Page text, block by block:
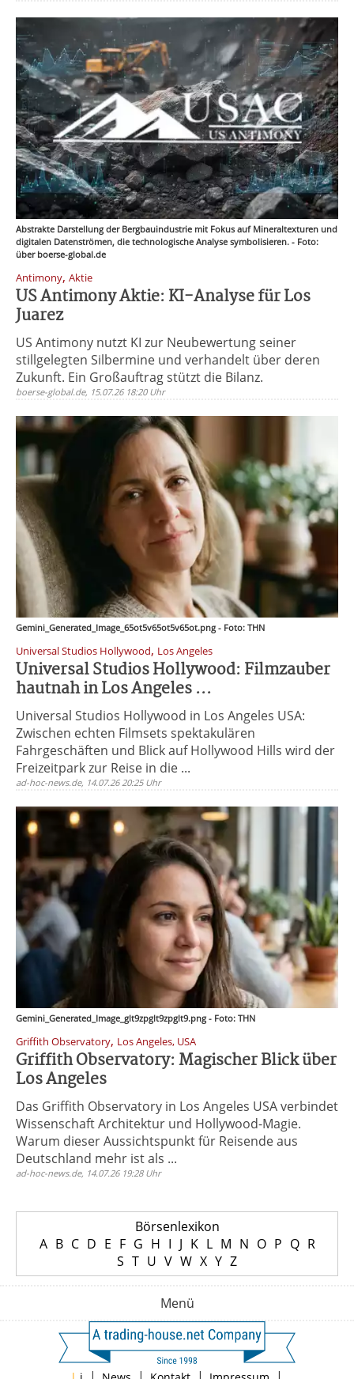
Abstrakte Darstellung der Bergbauindustrie mit Fokus auf Mineraltexturen und
digitalen Datenströmen, die technologische Analyse symbolisieren. - Foto:
über boerse-global.de
Antimony, Aktie
US Antimony Aktie: KI-Analyse für Los
Juarez
US Antimony nutzt KI zur Neubewertung seiner
stillgelegten Silbermine und verhandelt über deren
Zukunft. Ein Großauftrag stützt die Bilanz.
boerse-global.de, 15.07.26 18:20 Uhr
Gemini_Generated_Image_65ot5v65ot5v65ot.png - Foto: THN
Universal Studios Hollywood, Los Angeles
Universal Studios Hollywood: Filmzauber
hautnah in Los Angeles ...
Universal Studios Hollywood in Los Angeles USA:
Zwischen echten Filmsets spektakulären
Fahrgeschäften und Blick auf Hollywood Hills wird der
Freizeitpark zur Reise in die ...
ad-hoc-news.de, 14.07.26 20:25 Uhr
Gemini_Generated_Image_glt9zpglt9zpglt9.png - Foto: THN
Griffith Observatory, Los Angeles, USA
Griffith Observatory: Magischer Blick über
Los Angeles
Das Griffith Observatory in Los Angeles USA verbindet
Wissenschaft Architektur und Hollywood-Magie.
Warum dieser Aussichtspunkt für Reisende aus
Deutschland mehr ist als ...
ad-hoc-news.de, 14.07.26 19:28 Uhr
Börsenlexikon
A B C D E F G H I J K L M N O P Q R
S T U V W X Y Z
Menü